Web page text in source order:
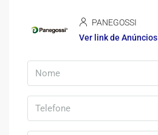
PANEGOSSI
Ver link de Anúncios